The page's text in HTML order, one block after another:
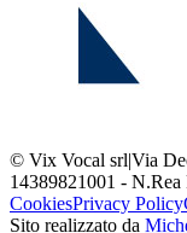
© Vix Vocal srl|Via
14389821001 -
CookiesPrivacy Policy
Sito realizzato da